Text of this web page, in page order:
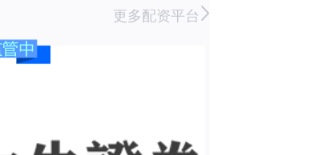
更多配资平台